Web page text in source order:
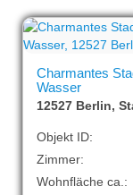
Charmantes
Wasser
12527 Berlin,
Objekt ID:
Zimmer:
Wohnfläche ca.: